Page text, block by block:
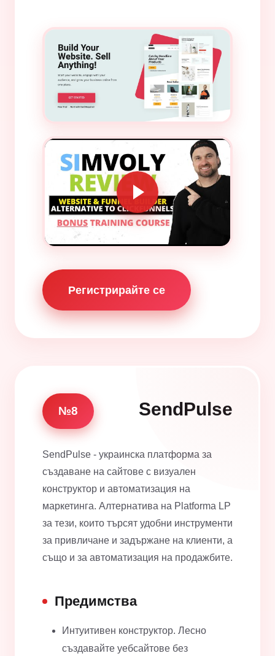
Регистрирайте се
№8 SendPulse
SendPulse - украинска платформа за
създаване на сайтове с визуален
конструктор и автоматизация на
маркетинга. Алтернатива на Platforma LP
за тези, които търсят удобни инструменти
за привличане и задържане на клиенти, а
също и за автоматизация на продажбите.
Предимства
Интуитивен конструктор. Лесно
създавайте уебсайтове без